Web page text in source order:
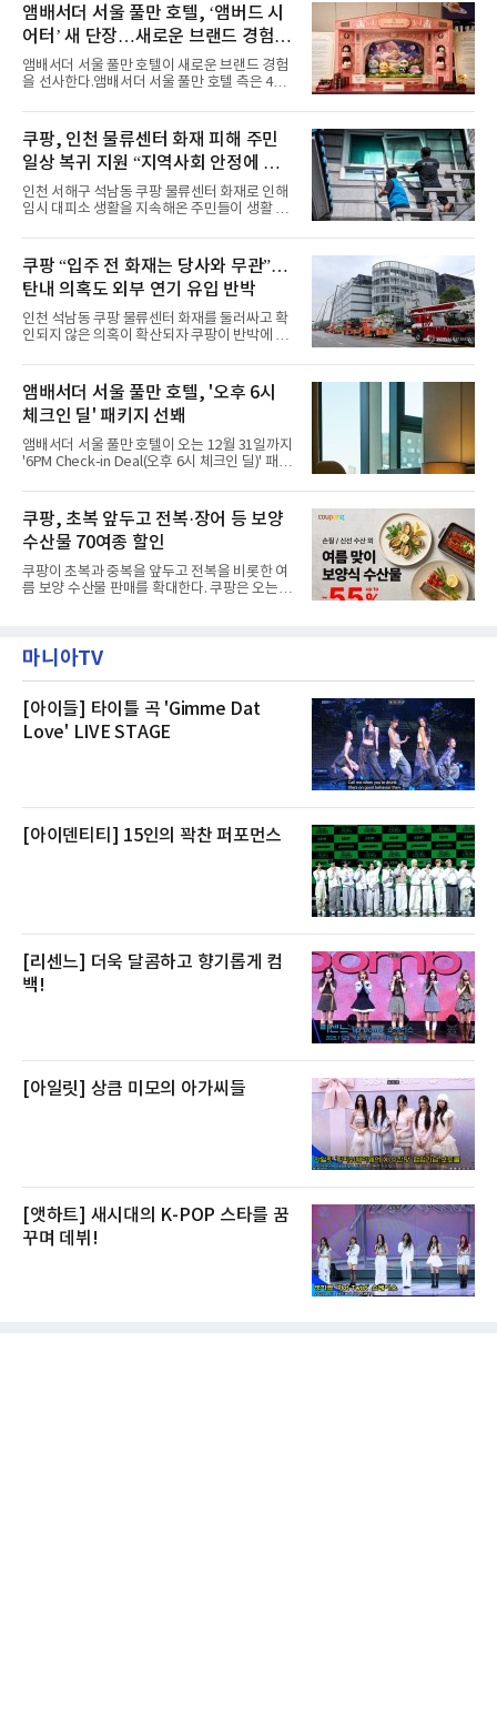
력을 앞세워 매 무대 색다른 볼거리를 선사했다.
특히 화사한 파스텔 톤의 비치웨어부터 청량한
마린룩, 햇살 아래 반짝이는 물결을 연상시키는
스커트, 강렬한 붉은 계열의 스타일링까지 각기
다른 매력을 선보였다. 브브걸은 다채로운 여름
패션을 완벽하게 소화하며 보
앰배서더 서울 풀만 호텔, ‘앰버드 시
어터’ 새 단장…새로운 브랜드 경험 선
사
앰배서더 서울 풀만 호텔이 새로운 브랜드 경험
을 선사한다.앰배서더 서울 풀만 호텔 측은 4일
이야기를 담은 인형 극장 콘셉트의 공간 ‘앰버드
시어터(Ambird Theater)’를 새롭게 선보인
다”고 밝혔다.앰배서더 서울 풀만 호텔은 로비
한편에 마련된 앰버드 존을 통해 앰버드의 세계
관을 소개해왔다. 앰버드 존은 앰버드가 우주여
행 중 수집한 다양한 굿즈를 전시한 '앰버드 플래
닛(Ambird Planet)과 계절별 플라워 연출로 사
라 극장을 모티브로 한 데코레이션으로 구성됐
다. 무대 공간 및 티켓 박스
쿠팡, 인천 물류센터 화재 피해 주민
일상 복귀 지원 “지역사회 안정에 총
력”
인천 서해구 석남동 쿠팡 물류센터 화재로 인해
임시 대피소 생활을 지속해온 주민들이 생활 터
필먼트서비스(CFS)가 지난 28일부터 화재 피해
주민을 대상으로 전문 출장 청소서비스 지원에
나섬으로써 본격적인 지역사회 복구 작업이 시
작된 것이다.대피소 주민 중심 청소 접수, 첫날
부터 2가구 지원 완료CFS는 신현초등학교, 신
현북초등학교, 신현여자중학교 등 인천 서해구
관내 임시 대피소 3곳에서 체류해온 화재 피해
민들의 호응 속에 CFS는 즉시 행동에 나섰다. 지
난 28일 오후 전문 청소업체와
쿠팡 “입주 전 화재는 당사와 무관”…
탄내 의혹도 외부 연기 유입 반박
인천 석남동 쿠팡 물류센터 화재를 둘러싸고 확
인되지 않은 의혹이 확산되자 쿠팡이 반박에 나
에 대해서는 외부 화재 연기 유입이라고 설명했
고, 2023년 같은 물류센터에서 발생한 화재에
대해서도 쿠팡 입주 전 공사 과정에서 벌어진 일
이라며 선을 그었다.쿠팡은 21일 인천 물류센터
내부에서 불이 타는 냄새가 났다는 의혹과 관련
해 “사실무근”이라는 입장을 밝혔다.회사 측은
“인근에서 지난 15일 다른 회사에서 발생한 대
것으로 확인됐다”고 설명했다.이어 “정확한 화
재 원인은 추후 조사될
앰배서더 서울 풀만 호텔, '오후 6시
체크인 딜' 패키지 선봬
앰배서더 서울 풀만 호텔이 오는 12월 31일까지
'6PM Check-in Deal(오후 6시 체크인 딜)' 패키
으로 여유로운 저녁 시간부터 호텔 스테이를 시
작할 수 있도록 준비됐다.앰배서더 서울 풀만 호
텔 측은 “퇴근 후 또는 주말 도심 속에서 짧지만
온전한 휴식을 원하는 고객들에게 특별한 경험
을 제공한다”고 밝혔다.패키지는 디럭스와 이그
제큐티브 두 가지 타입으로 구성된다. 디럭스 패
키지는 객실 1박(룸 온리)으로 심플한 호캉스를
스 센터 사우나 2인 이용 혜택이 포함된다.특히
클럽 앰배서더 라운지
쿠팡, 초복 앞두고 전복·장어 등 보양
수산물 70여종 할인
쿠팡이 초복과 중복을 앞두고 전복을 비롯한 여
름 보양 수산물 판매를 확대한다. 쿠팡은 오는
우 등이 포함됐다. 쿠팡은 올해 큰 크기의 전복
생산량이 늘어난 점을 반영해 주요 산지 상품을
전복은 산지에서 채취한 뒤 전국으로 직송되는
방식으로 운영된다. 신선도가 중요한 상품인 만
큼 이르면 다음 날 오전 배송이 가능하도록 물류
마니아TV
[아이들] 타이틀 곡 'Gimme Dat
Love' LIVE STAGE
[아이덴티티] 15인의 꽉찬 퍼포먼스
[리센느] 더욱 달콤하고 향기롭게 컴
백!
[아일릿] 상큼 미모의 아가씨들
[앳하트] 새시대의 K-POP 스타를 꿈
꾸며 데뷔!